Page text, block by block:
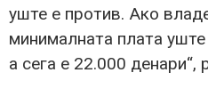
уште е против. Ако
минималната плата
а сега е 22.000 денари“,